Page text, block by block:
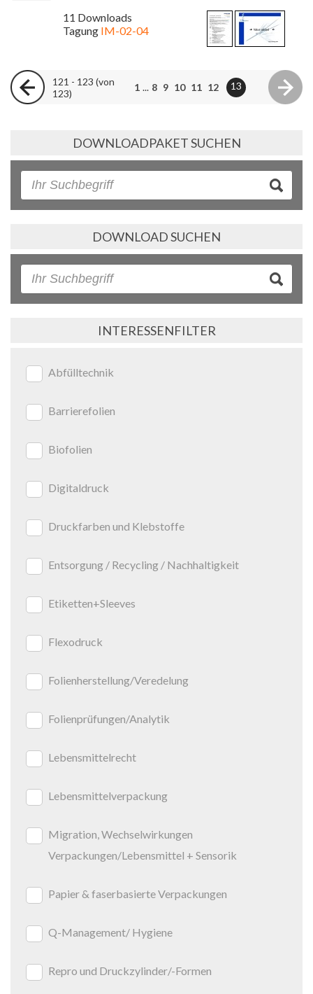
11 Downloads
Tagung IM-02-04
121 - 123 (von
123)
1 ... 8 9 10 11 12 13
DOWNLOADPAKET SUCHEN
DOWNLOAD SUCHEN
INTERESSENFILTER
Abfülltechnik
Barrierefolien
Biofolien
Digitaldruck
Druckfarben und Klebstoffe
Entsorgung / Recycling / Nachhaltigkeit
Etiketten+Sleeves
Flexodruck
Folienherstellung/Veredelung
Folienprüfungen/Analytik
Lebensmittelrecht
Lebensmittelverpackung
Migration, Wechselwirkungen
Verpackungen/Lebensmittel + Sensorik
Papier & faserbasierte Verpackungen
Q-Management/ Hygiene
Repro und Druckzylinder/-Formen